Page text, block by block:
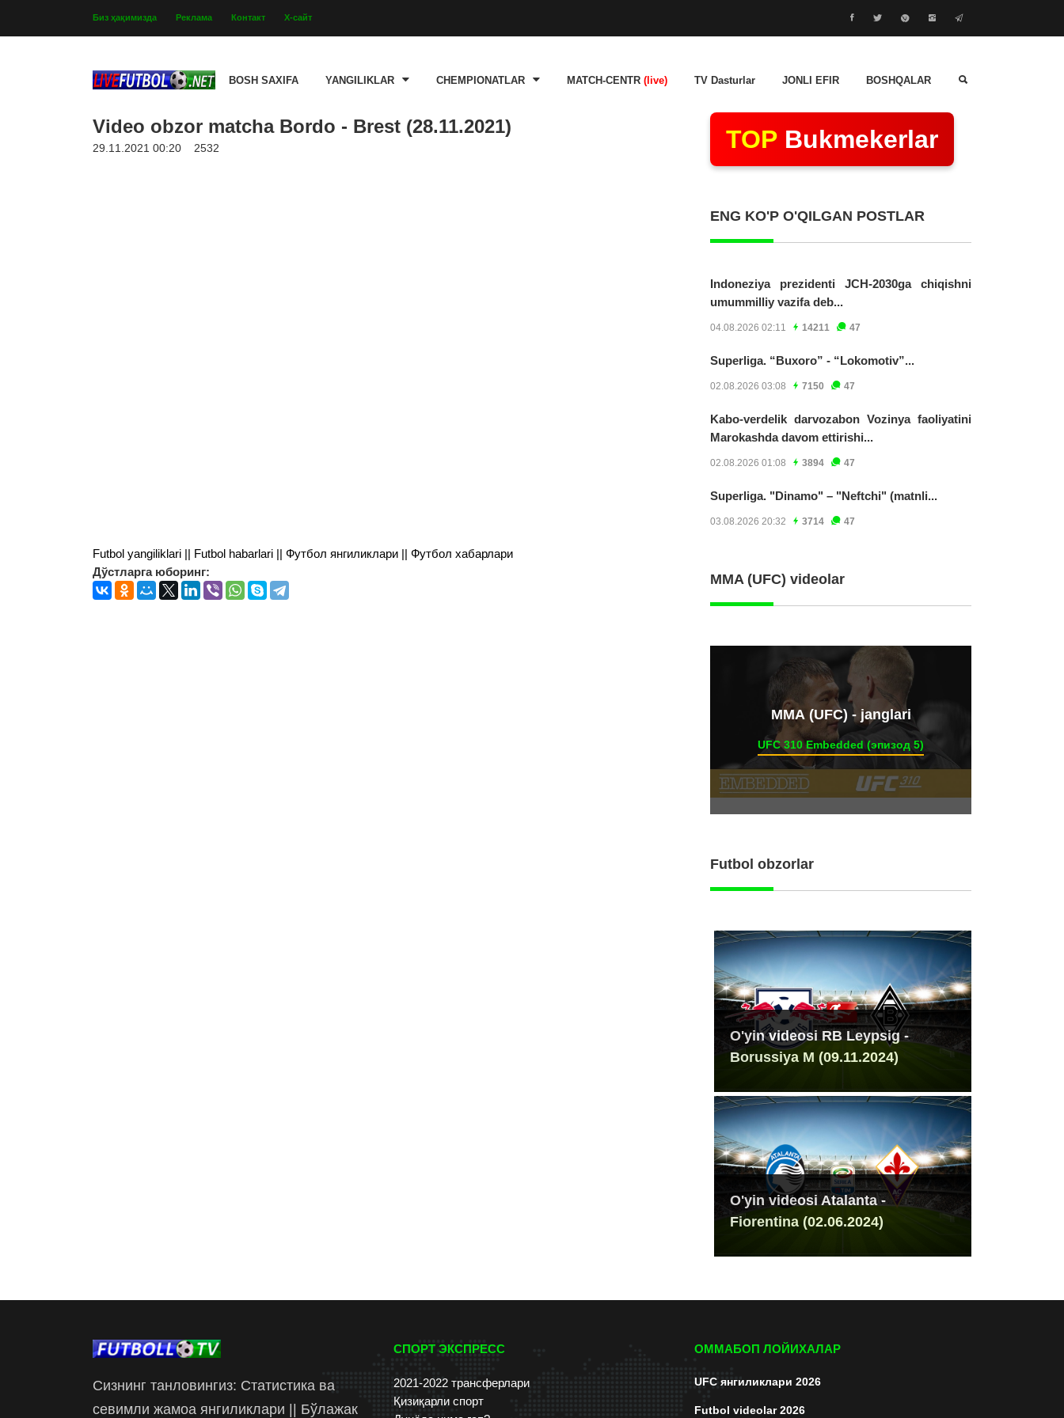
Биз ҳақимизда Реклама Контакт Х-сайт
BOSH SAXIFA YANGILIKLAR CHEMPIONATLAR MATCH-CENTR (live) TV Dasturlar JONLI EFIR BOSHQALAR
Video obzor matcha Bordo - Brest (28.11.2021)
29.11.2021 00:20 2532
Futbol yangiliklari || Futbol habarlari || Футбол янгиликлари || Футбол хабарлари
Дўстларга юборинг:
TOP Bukmekerlar
ENG KO'P O'QILGAN POSTLAR
Indoneziya prezidenti JCH-2030ga chiqishni
umummilliy vazifa deb...
04.08.2026 02:11 14211 47
Superliga. “Buxoro” - “Lokomotiv”...
02.08.2026 03:08 7150 47
Kabo-verdelik darvozabon Vozinya faoliyatini
Marokashda davom ettirishi...
02.08.2026 01:08 3894 47
Superliga. "Dinamo" – "Neftchi" (matnli...
03.08.2026 20:32 3714 47
MMA (UFC) videolar
ММА (UFC) - janglari
UFC 310 Embedded (эпизод 5)
Futbol obzorlar
O'yin videosi RB Leypsig -
Borussiya M (09.11.2024)
O'yin videosi Atalanta -
Fiorentina (02.06.2024)
Сизнинг танловингиз: Статистика ва
севимли жамоа янгиликлари || Бўлажак
СПОРТ ЭКСПРЕСС
2021-2022 трансферлари
Қизиқарли спорт
ОММАБОП ЛОЙИХАЛАР
UFC янгиликлари 2026
Futbol videolar 2026